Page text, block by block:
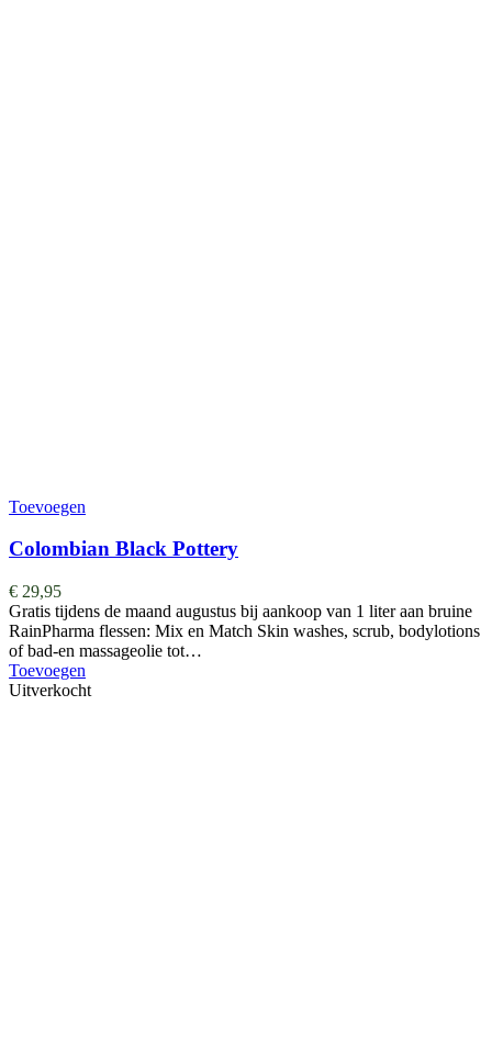
Toevoegen
Colombian Black Pottery
€ 29,95
Gratis tijdens de maand augustus bij aankoop van 1 liter aan bruine
RainPharma flessen: Mix en Match Skin washes, scrub, bodylotions
of bad-en massageolie tot…
Toevoegen
Uitverkocht